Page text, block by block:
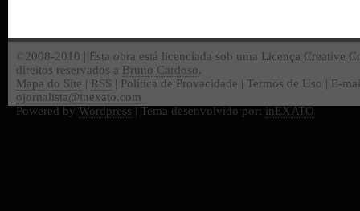
©2008-2010 | Esta obra está licenciada sob uma Licença Creative
direitos reservados a Bruno Cardoso.
Mapa do Site | RSS | Política de Provacidade | Termos de Uso | E-
ojornalista@inexato.com
Powered by Wordpress | Tema desenvolvido por: inEXATO